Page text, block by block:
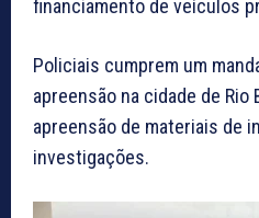
financiamento de veículos
Policiais cumprem um
apreensão na cidade de Rio
apreensão de materiais de
investigações.